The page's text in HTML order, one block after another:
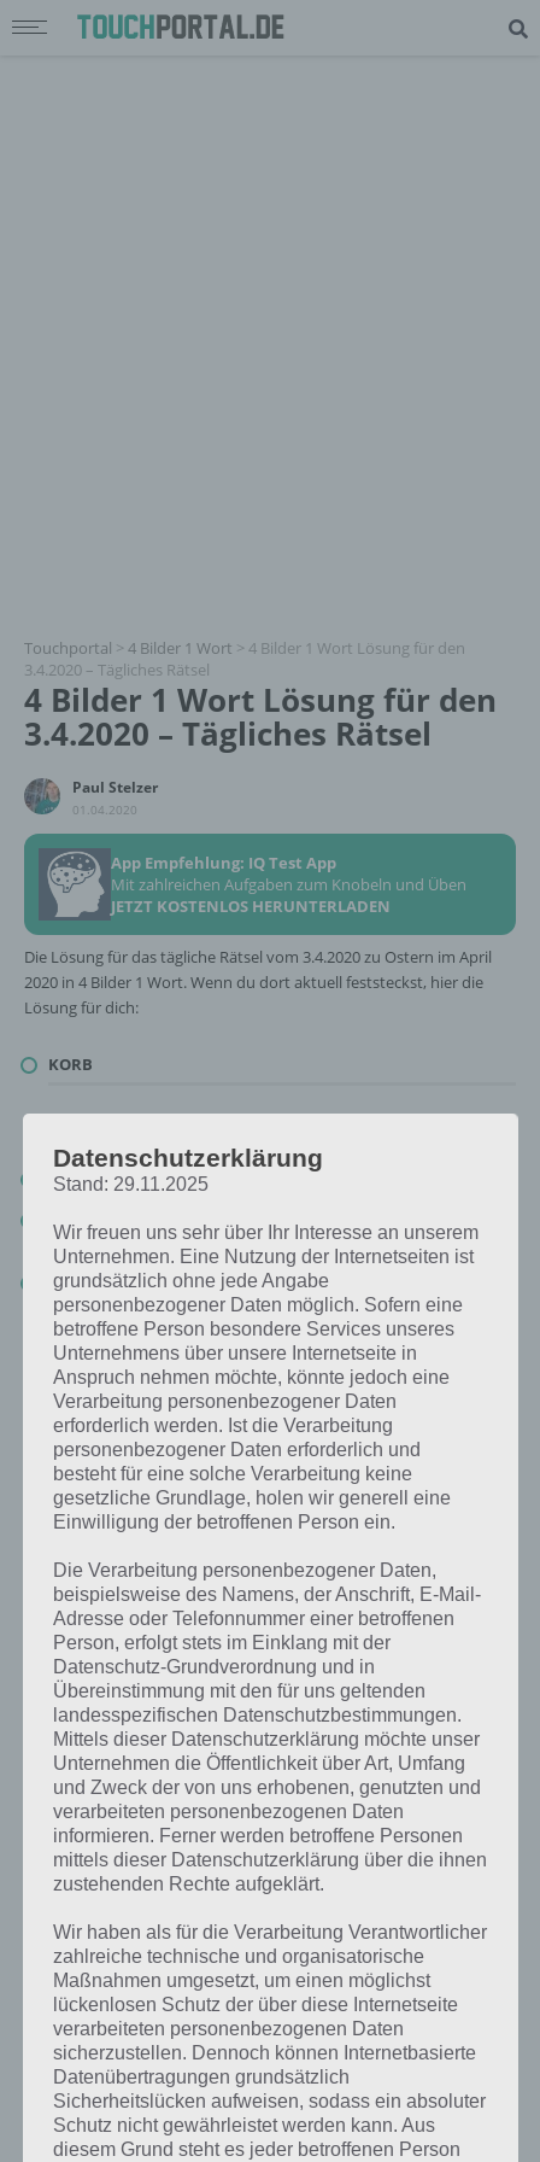
Touchportal > 4 Bilder 1 Wort > 4 Bilder 1 Wort Lösung für den
3.4.2020 – Tägliches Rätsel
4 Bilder 1 Wort Lösung für den
3.4.2020 – Tägliches Rätsel
Paul Stelzer
01.04.2020
App Empfehlung: IQ Test App
Mit zahlreichen Aufgaben zum Knobeln und Üben
JETZT KOSTENLOS HERUNTERLADEN
Die Lösung für das tägliche Rätsel vom 3.4.2020 zu Ostern im April
2020 in 4 Bilder 1 Wort. Wenn du dort aktuell feststeckst, hier die
Lösung für dich:
KORB
Du suchst eine andere Lösung?
Tägliches BONUS Rätsel:
Zur Lösung vom 3.4.2020
3.4.2019, als Lösung gesucht war
Zur Übersicht:4 Bilder 1 Wort Lösungen zu Ostern im April 2020
Kurze Begriffserklärung zur Lösung Korb
Korb ist die Lösung für das tägliche Rätsel am 3.4.2020 in 4 Bilder 1
Wort, doch welche Bedeutung hat dieses eigentlich und was gibt es
dazu zu wissen? Passt das Wort auch zu Ostern? Zu bestimmten
Lösungen präsentieren wir daher auch immer eine kurze
Begriffserklärung!
Zu Korb haben wir zunächst keine weiteren Informationen parat!
Datenschutzerklärung
Stand: 29.11.2025
Wir freuen uns sehr über Ihr Interesse an unserem
Unternehmen. Eine Nutzung der Internetseiten ist
grundsätzlich ohne jede Angabe
personenbezogener Daten möglich. Sofern eine
betroffene Person besondere Services unseres
Unternehmens über unsere Internetseite in
Anspruch nehmen möchte, könnte jedoch eine
Verarbeitung personenbezogener Daten
erforderlich werden. Ist die Verarbeitung
personenbezogener Daten erforderlich und
besteht für eine solche Verarbeitung keine
gesetzliche Grundlage, holen wir generell eine
Einwilligung der betroffenen Person ein.
Die Verarbeitung personenbezogener Daten,
beispielsweise des Namens, der Anschrift, E-Mail-
Adresse oder Telefonnummer einer betroffenen
Person, erfolgt stets im Einklang mit der
Datenschutz-Grundverordnung und in
Übereinstimmung mit den für uns geltenden
landesspezifischen Datenschutzbestimmungen.
Mittels dieser Datenschutzerklärung möchte unser
Unternehmen die Öffentlichkeit über Art, Umfang
und Zweck der von uns erhobenen, genutzten und
verarbeiteten personenbezogenen Daten
informieren. Ferner werden betroffene Personen
mittels dieser Datenschutzerklärung über die ihnen
zustehenden Rechte aufgeklärt.
Wir haben als für die Verarbeitung Verantwortlicher
zahlreiche technische und organisatorische
Maßnahmen umgesetzt, um einen möglichst
lückenlosen Schutz der über diese Internetseite
verarbeiteten personenbezogenen Daten
sicherzustellen. Dennoch können Internetbasierte
Datenübertragungen grundsätzlich
Sicherheitslücken aufweisen, sodass ein absoluter
Schutz nicht gewährleistet werden kann. Aus
diesem Grund steht es jeder betroffenen Person